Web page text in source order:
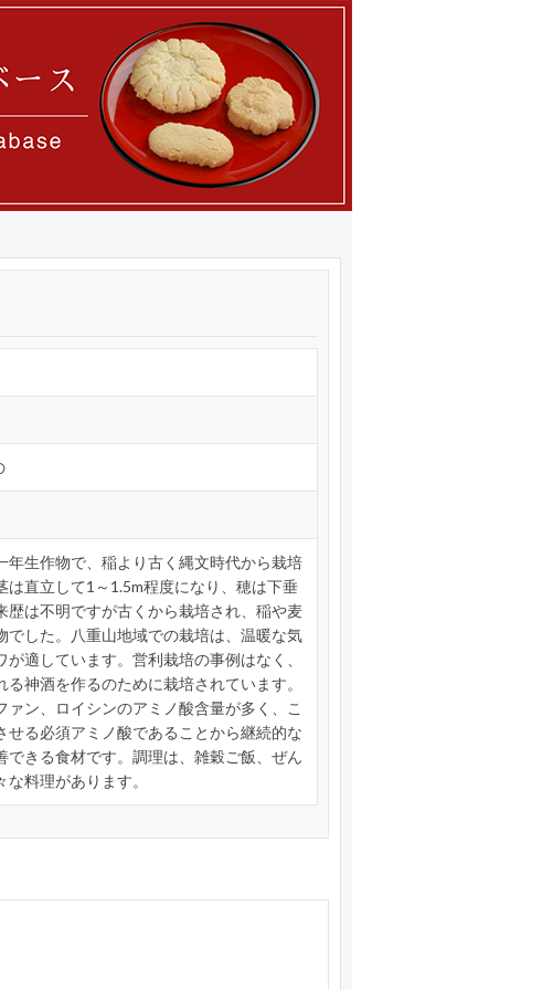
年生作物で、稲より古く縄文時代から栽培
は直立して1～1.5m程度になり、穂は下垂
歴は不明ですが古くから栽培され、稲や麦
でした。八重山地域での栽培は、温暖な気
適しています。営利栽培の事例はなく、
神酒を作るのために栽培されています。
ァン、ロイシンのアミノ酸含量が多く、こ
せる必須アミノ酸であることから継続的な
できる食材です。調理は、雑穀ご飯、ぜん
料理があります。